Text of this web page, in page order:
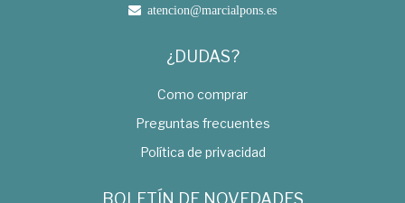
atencion@marcialpons.es
¿DUDAS?
Como comprar
Preguntas frecuentes
Política de privacidad
BOLETÍN DE NOVEDADES